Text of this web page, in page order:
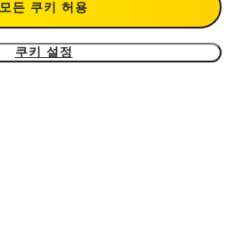
모든 쿠키 허용
쿠키 설정